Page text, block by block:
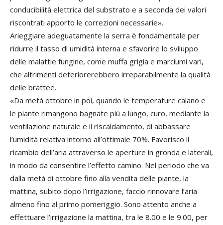
conducibilità elettrica del substrato e a seconda dei valori
riscontrati apporto le correzioni necessarie».
Arieggiare adeguatamente la serra è fondamentale per
ridurre il tasso di umidità interna e sfavorire lo sviluppo
delle malattie fungine, come muffa grigia e marciumi vari,
che altrimenti deteriorerebbero irreparabilmente la qualità
delle brattee.
«Da metà ottobre in poi, quando le temperature calano e
le piante rimangono bagnate più a lungo, curo, mediante la
ventilazione naturale e il riscaldamento, di abbassare
l’umidità relativa intorno all’ottimale 70%. Favorisco il
ricambio dell’aria attraverso le aperture in gronda e laterali,
in modo da consentire l’effetto camino. Nel periodo che va
dalla metà di ottobre fino alla vendita delle piante, la
mattina, subito dopo l’irrigazione, faccio rinnovare l’aria
almeno fino al primo pomeriggio. Sono attento anche a
effettuare l’irrigazione la mattina, tra le 8.00 e le 9.00, per